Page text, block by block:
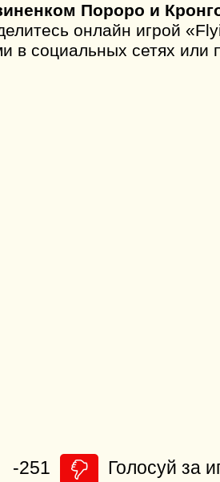
Пороро и
онлайн игрой
в социальных сетях или
-251 Голосуй за